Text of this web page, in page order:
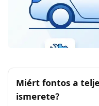
Miért fontos a
ismerete?